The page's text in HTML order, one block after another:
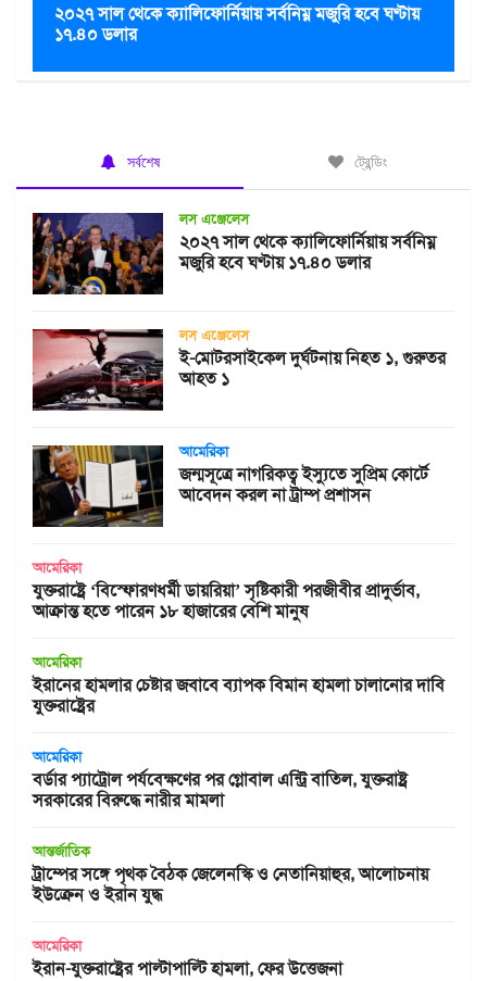
২০২৭ সাল থেকে ক্যালিফোর্নিয়ায় সর্বনিম্ন মজুরি হবে ঘণ্টায়
১৭.৪০ ডলার
সর্বশেষ ট্রেন্ডিং
লস এঞ্জেলেস
২০২৭ সাল থেকে ক্যালিফোর্নিয়ায় সর্বনিম্ন
মজুরি হবে ঘণ্টায় ১৭.৪০ ডলার
লস এঞ্জেলেস
ই-মোটরসাইকেল দুর্ঘটনায় নিহত ১, গুরুতর
আহত ১
আমেরিকা
জন্মসূত্রে নাগরিকত্ব ইস্যুতে সুপ্রিম কোর্টে
আবেদন করল না ট্রাম্প প্রশাসন
আমেরিকা
যুক্তরাষ্ট্রে ‘বিস্ফোরণধর্মী ডায়রিয়া’ সৃষ্টিকারী পরজীবীর প্রাদুর্ভাব,
আক্রান্ত হতে পারেন ১৮ হাজারের বেশি মানুষ
আমেরিকা
ইরানের হামলার চেষ্টার জবাবে ব্যাপক বিমান হামলা চালানোর দাবি
যুক্তরাষ্ট্রের
আমেরিকা
বর্ডার প্যাট্রোল পর্যবেক্ষণের পর গ্লোবাল এন্ট্রি বাতিল, যুক্তরাষ্ট্র
সরকারের বিরুদ্ধে নারীর মামলা
আন্তর্জাতিক
ট্রাম্পের সঙ্গে পৃথক বৈঠক জেলেনস্কি ও নেতানিয়াহুর, আলোচনায়
ইউক্রেন ও ইরান যুদ্ধ
আমেরিকা
ইরান-যুক্তরাষ্ট্রের পাল্টাপাল্টি হামলা, ফের উত্তেজনা